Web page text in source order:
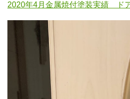
2020年4月金属焼付塗装実績 ド